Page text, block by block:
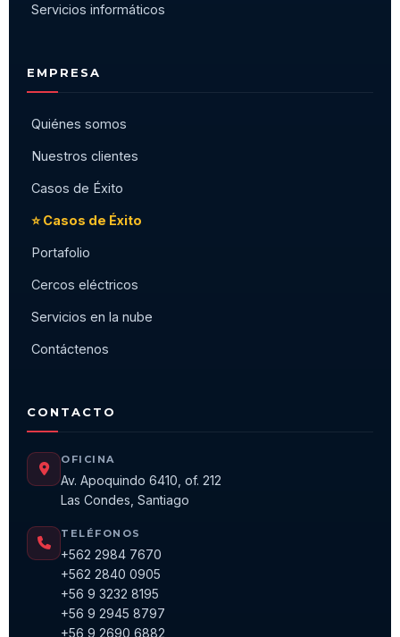
Servicios informáticos
EMPRESA
Quiénes somos
Nuestros clientes
Casos de Éxito
⭐ Casos de Éxito
Portafolio
Cercos eléctricos
Servicios en la nube
Contáctenos
CONTACTO
OFICINA
Av. Apoquindo 6410, of. 212
Las Condes, Santiago
TELÉFONOS
+562 2984 7670
+562 2840 0905
+56 9 3232 8195
+56 9 2945 8797
+56 9 2690 6882